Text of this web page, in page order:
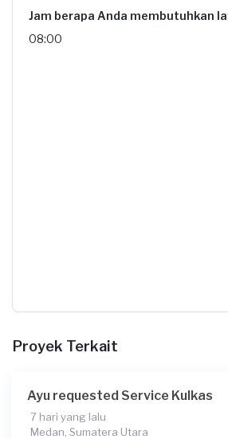
Jam berapa Anda membutuhkan
08:00
Proyek Terkait
Ayu requested Service Kulkas
7 hari yang lalu
Medan, Sumatera Utara